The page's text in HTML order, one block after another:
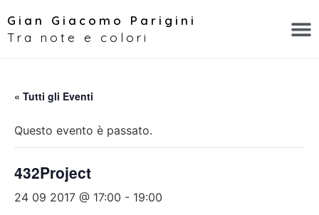
Gian Giacomo Parigini
Tra note e colori
« Tutti gli Eventi
Questo evento è passato.
432Project
24 09 2017 @ 17:00 - 19:00